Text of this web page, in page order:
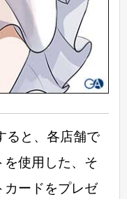
ると、各店舗で
を使用した、そ
カードをプレゼ